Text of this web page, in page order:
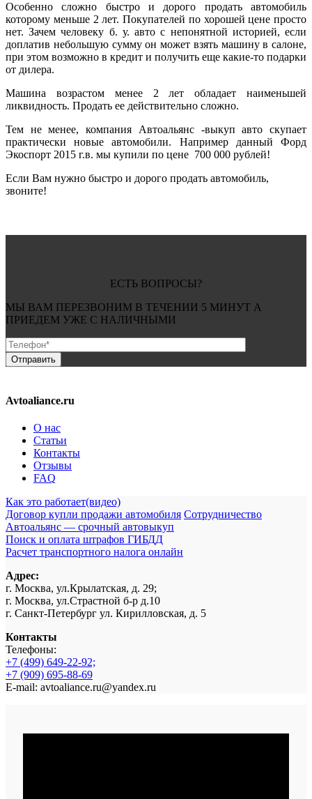
Особенно сложно быстро и дорого продать автомобиль
которому меньше 2 лет. Покупателей по хорошей цене просто
нет. Зачем человеку б. у. авто с непонятной историей, если
доплатив небольшую сумму он может взять машину в салоне,
при этом возможно в кредит и получить еще какие-то подарки
от дилера.
Машина возрастом менее 2 лет обладает наименьшей
ликвидность. Продать ее действительно сложно.
Тем не менее, компания Автоальянс -выкуп авто скупает
практически новые автомобили. Например данный Форд
Экоспорт 2015 г.в. мы купили по цене 700 000 рублей!
Если Вам нужно быстро и дорого продать автомобиль,
звоните!
ЕСТЬ ВОПРОСЫ?
МЫ ВАМ ПЕРЕЗВОНИМ В ТЕЧЕНИИ 5 МИНУТ А
ПРИЕДЕМ УЖЕ С НАЛИЧНЫМИ
Avtoaliance.ru
О нас
Статьи
Контакты
Отзывы
FAQ
Как это работает(видео)
Договор купли продажи автомобиля Сотрудничество
Автоальянс — срочный автовыкуп
Поиск и оплата штрафов ГИБДД
Расчет транспортного налога онлайн
Адрес:
г. Москва, ул.Крылатская, д. 29;
г. Москва, ул.Страстной б-р д.10
г. Санкт-Петербург ул. Кирилловская, д. 5
Контакты
Телефоны:
+7 (499) 649-22-92;
+7 (909) 695-88-69
E-mail: avtoaliance.ru@yandex.ru